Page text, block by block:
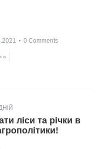
0 Comments
ліси та річки в